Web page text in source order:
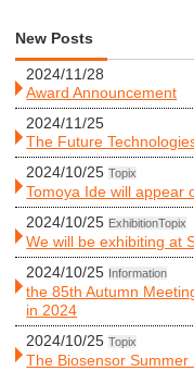
New Posts
2024/11/28
Award Announcement
2024/11/25
The Future
2024/10/25 Topix
Tomoya Ide will appear
2024/10/25 ExhibitionTopix
We will be exhibiting at
2024/10/25 Information
the 85th Autumn
in 2024
2024/10/25 Topix
The Biosensor Summer